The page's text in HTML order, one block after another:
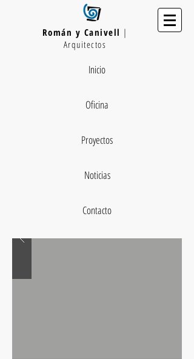
Román y Canivell |
Arquitectos
Inicio
Oficina
Proyectos
Noticias
Contacto